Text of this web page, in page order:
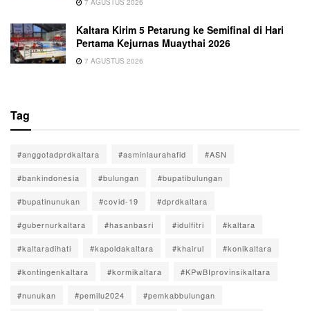
7 AGUSTUS 2026
Kaltara Kirim 5 Petarung ke Semifinal di Hari
Pertama Kejurnas Muaythai 2026
7 AGUSTUS 2026
Tag
#anggotadprdkaltara #asminlaurahafid #ASN
#bankindonesia #bulungan #bupatibulungan
#bupatinunukan #covid-19 #dprdkaltara
#gubernurkaltara #hasanbasri #idulfitri #kaltara
#kaltaradihati #kapoldakaltara #khairul #konikaltara
#kontingenkaltara #kormikaltara #KPwBIprovinsikaltara
#nunukan #pemilu2024 #pemkabbulungan